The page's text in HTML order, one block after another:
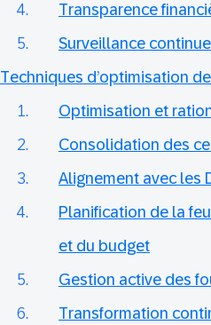
Transparence
Surveillance continue
Techniques d’optimisation
Optimisation et
Consolidation des
Alignement avec les
Planification de la
et du budget
Gestion active des
Transformation